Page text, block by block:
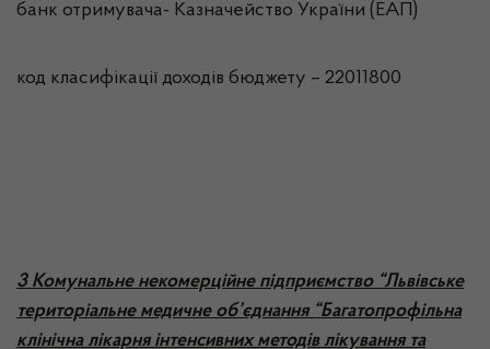
банк отримувача- Казначейство України (ЕАП)
код класифікації доходів бюджету – 22011800
3 Комунальне некомерційне підприємство “Львівське
територіальне медичне об’єднання “Багатопрофільна
клінічна лікарня інтенсивних методів лікування та